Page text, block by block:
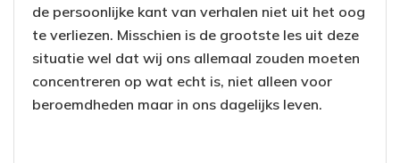
de persoonlijke kant van verhalen niet uit het oog
te verliezen. Misschien is de grootste les uit deze
situatie wel dat wij ons allemaal zouden moeten
concentreren op wat echt is, niet alleen voor
beroemdheden maar in ons dagelijks leven.